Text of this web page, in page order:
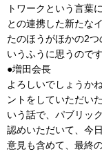
トワークという言葉
との連携した新たな
たのほうがほかの2
いうふうに思うので
●増田会長
よろしいでしょうか
ントをしていただい
いう話で、パブリッ
認めいただいて、今
意見も含めて、最終